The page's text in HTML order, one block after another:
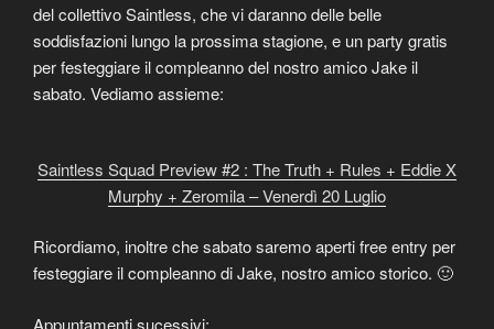
del collettivo Saintless, che vi daranno delle belle
soddisfazioni lungo la prossima stagione, e un party gratis
per festeggiare il compleanno del nostro amico Jake il
sabato. Vediamo assieme:
Saintless Squad Preview #2 : The Truth + Rules + Eddie X
Murphy + Zeromila – Venerdì 20 Luglio
Ricordiamo, inoltre che sabato saremo aperti free entry per
festeggiare il compleanno di Jake, nostro amico storico. 🙂
Appuntamenti sucessivi: